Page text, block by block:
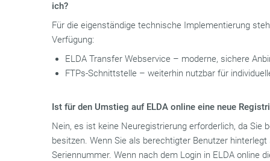
ich?
Für die eigenständige technische Implementierung
Verfügung:
ELDA Transfer Webservice – moderne, sichere
FTPs-Schnittstelle – weiterhin nutzbar für
Ist für den Umstieg auf ELDA online eine neue
Nein, es ist keine Neuregistrierung erforderlich, da Sie
besitzen. Wenn Sie als berechtigter Benutzer
Seriennummer. Wenn nach dem Login in ELDA online